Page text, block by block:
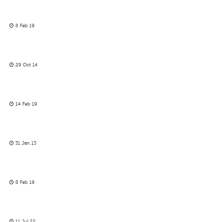
8 Feb 19
29 Oct 14
14 Feb 19
31 Jan 13
8 Feb 19